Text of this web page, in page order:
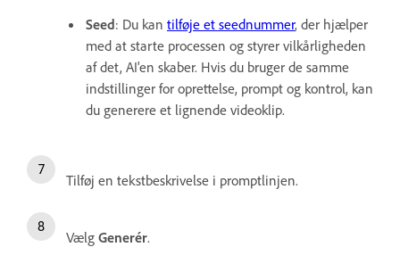
Seed: Du kan tilføje et seednummer, der hjælper
med at starte processen og styrer vilkårligheden
af det, AI'en skaber. Hvis du bruger de samme
indstillinger for oprettelse, prompt og kontrol, kan
du generere et lignende videoklip.
Tilføj en tekstbeskrivelse i promptlinjen.
Vælg Generér.